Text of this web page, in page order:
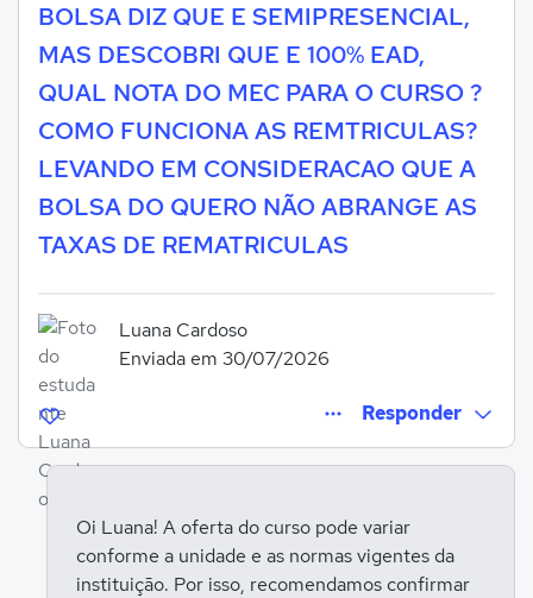
BOLSA DIZ QUE E SEMIPRESENCIAL,
MAS DESCOBRI QUE E 100% EAD,
QUAL NOTA DO MEC PARA O CURSO ?
COMO FUNCIONA AS REMTRICULAS?
LEVANDO EM CONSIDERACAO QUE A
BOLSA DO QUERO NÃO ABRANGE AS
TAXAS DE REMATRICULAS
Luana Cardoso
Enviada em 30/07/2026
Responder
Entrar para responder
Oi Luana! A oferta do curso pode variar
conforme a unidade e as normas vigentes da
instituição. Por isso, recomendamos confirmar